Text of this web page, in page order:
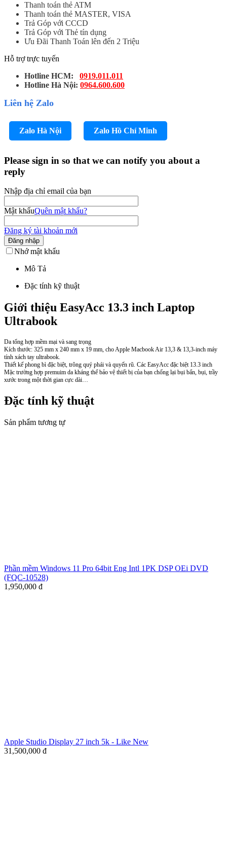
Thanh toán thẻ ATM
Thanh toán thẻ MASTER, VISA
Trả Góp với CCCD
Trả Góp với Thẻ tín dụng
Ưu Đãi Thanh Toán lên đến 2 Triệu
Hỗ trợ trực tuyến
Hotline HCM: 0919.011.011
Hotline Hà Nội: 0964.600.600
Liên hệ Zalo
Zalo Hà Nội Zalo Hồ Chí Minh
Please sign in so that we can notify you about a
reply
Nhập địa chỉ email của bạn
Mật khẩuQuên mật khẩu?
Đăng ký tài khoản mới
Đăng nhập
Nhớ mật khẩu
Mô Tả
Đặc tính kỹ thuật
Giới thiệu EasyAcc 13.3 inch Laptop
Ultrabook
Da tổng hợp mềm mại và sang trọng
Kích thước: 325 mm x 240 mm x 19 mm, cho Apple Macbook Air 13,3 & 13,3-inch máy
tính xách tay ultrabook.
Thiết kế phong bì đặc biệt, trông quý phái và quyến rũ. Các EasyAcc đặc biệt 13.3 inch
Mặc trường hợp premuim da kháng thể bảo vệ thiết bị của bạn chống lại bụi bẩn, bụi, trầy
xước trong một thời gian cực dài…
Đặc tính kỹ thuật
Sản phẩm tương tự
Phần mềm Windows 11 Pro 64bit Eng Intl 1PK DSP OEi DVD
(FQC-10528)
1,950,000 đ
Apple Studio Display 27 inch 5k - Like New
31,500,000 đ